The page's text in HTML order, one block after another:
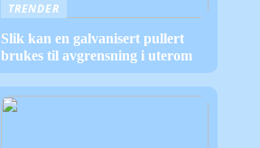
TRENDER
Slik kan en galvanisert pullert
brukes til avgrensning i uterom